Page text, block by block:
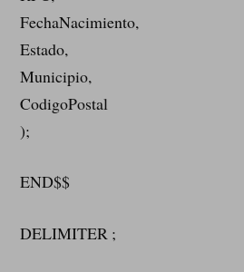
FechaNacimiento,
Estado,
Municipio,
CodigoPostal
);
END$$
DELIMITER ;